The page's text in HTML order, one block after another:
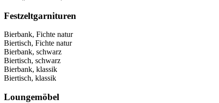
Festzeltgarnituren
Bierbank, Fichte natur
Biertisch, Fichte natur
Bierbank, schwarz
Biertisch, schwarz
Bierbank, klassik
Biertisch, klassik
Loungemöbel